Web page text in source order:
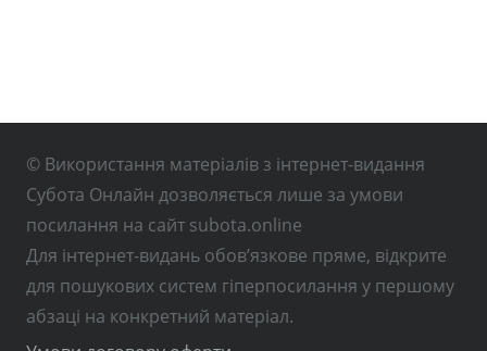
© Використання матеріалів з інтернет-видання
Субота Онлайн дозволяється лише за умови
посилання на сайт subota.online
Для інтернет-видань обов’язкове пряме, відкрите
для пошукових систем гіперпосилання у першому
абзаці на конкретний матеріал.